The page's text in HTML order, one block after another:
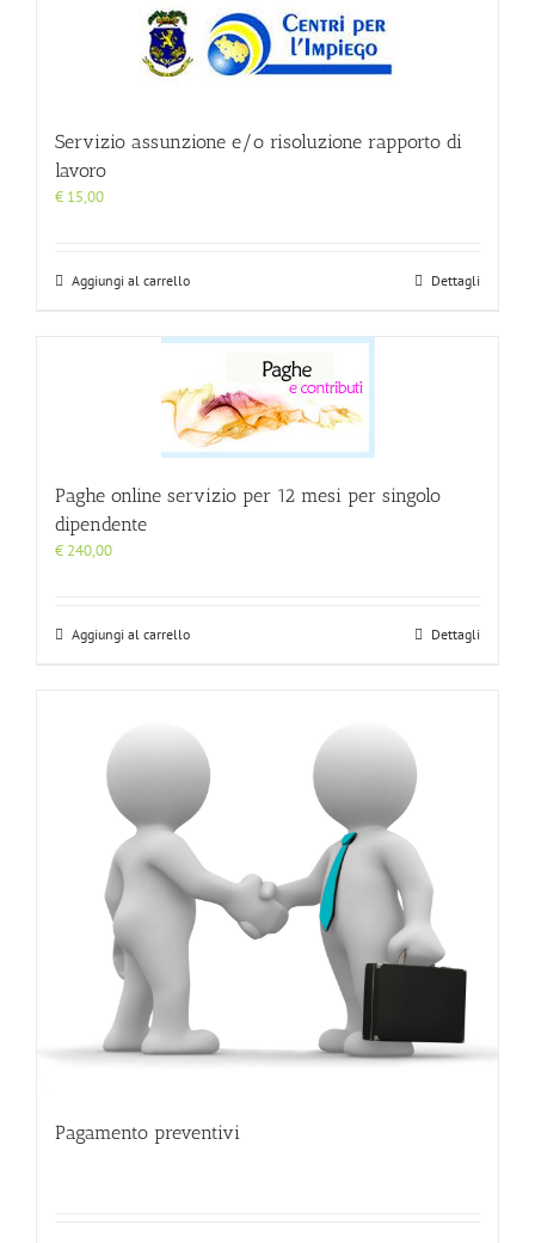
Servizio assunzione e/o risoluzione rapporto di
lavoro
€ 15,00
Aggiungi al carrello Dettagli
Paghe online servizio per 12 mesi per singolo
dipendente
€ 240,00
Aggiungi al carrello Dettagli
Pagamento preventivi